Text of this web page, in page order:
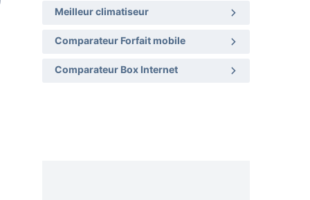
Meilleur climatiseur
Comparateur Forfait mobile
Comparateur Box Internet